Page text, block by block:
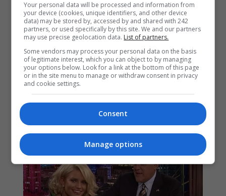
Your personal data will be processed and information from
your device (cookies, unique identifiers, and other device
data) may be stored by, accessed by and shared with 242
partners, or used specifically by this site. We and our partners
may use precise geolocation data. List of partners.
Some vendors may process your personal data on the basis
of legitimate interest, which you can object to by managing
your options below. Look for a link at the bottom of this page
or in the site menu to manage or withdraw consent in privacy
and cookie settings.
Consent
Manage options